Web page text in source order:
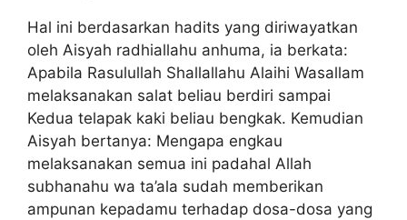
Hal ini berdasarkan hadits yang diriwayatkan
oleh Aisyah radhiallahu anhuma, ia berkata:
Apabila Rasulullah Shallallahu Alaihi Wasallam
melaksanakan salat beliau berdiri sampai
Kedua telapak kaki beliau bengkak. Kemudian
Aisyah bertanya: Mengapa engkau
melaksanakan semua ini padahal Allah
subhanahu wa ta’ala sudah memberikan
ampunan kepadamu terhadap dosa-dosa yang